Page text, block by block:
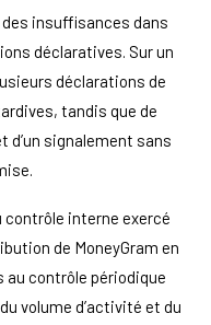
insuffisances dans
déclaratives. Sur un
déclarations de
tandis que de
d’un signalement sans
contrôle interne exercé
de MoneyGram en
au contrôle périodique
volume d’activité et du